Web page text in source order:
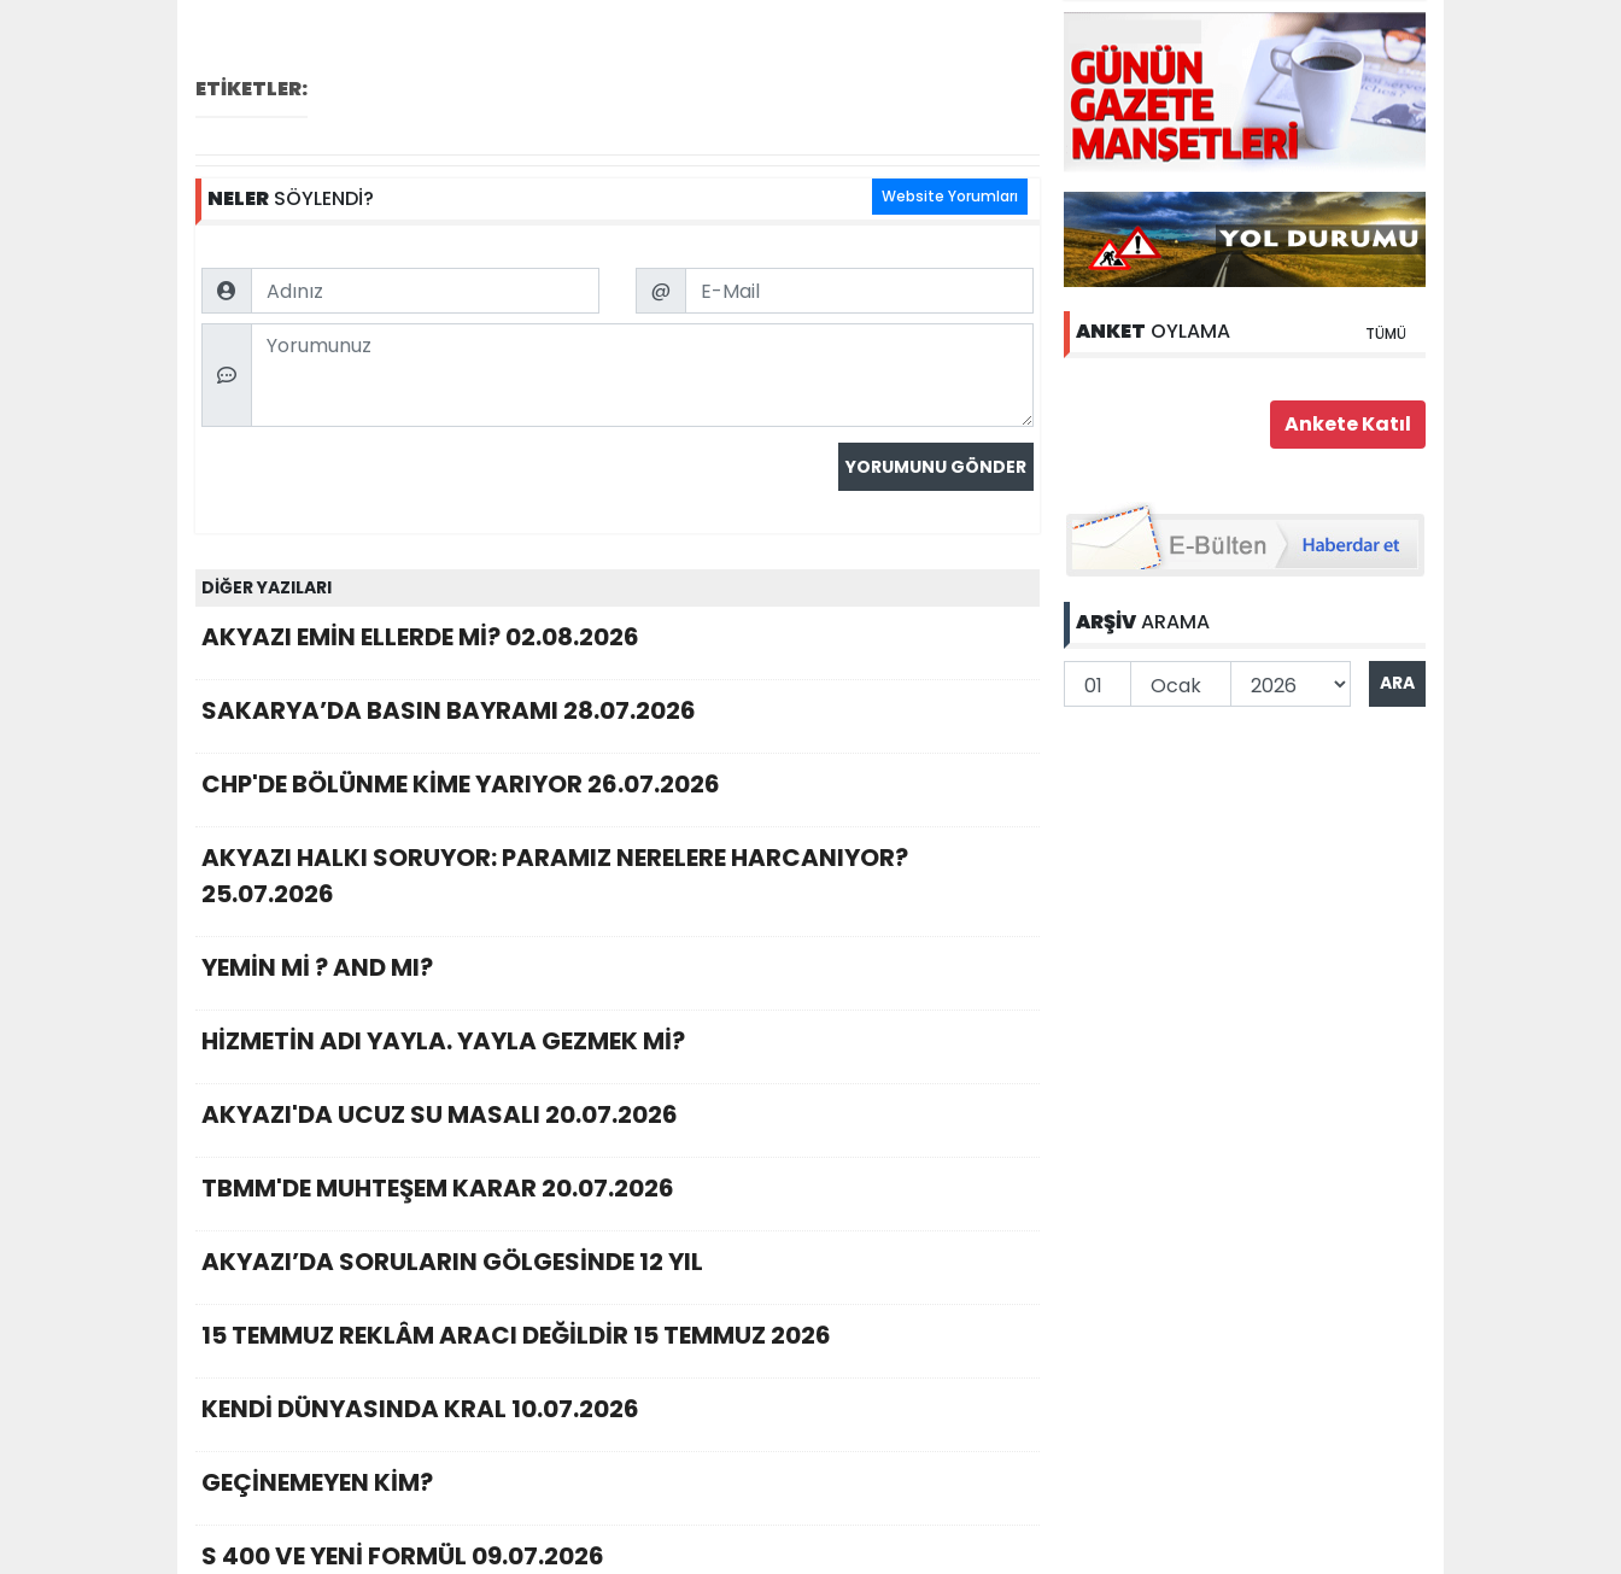
ETİKETLER:
NELER SÖYLENDİ? Website Yorumları
Name Email
@
Comment
DİĞER YAZILARI
AKYAZI EMİN ELLERDE Mİ? 02.08.2026
SAKARYA’DA BASIN BAYRAMI 28.07.2026
CHP'DE BÖLÜNME KİME YARIYOR 26.07.2026
AKYAZI HALKI SORUYOR: PARAMIZ NERELERE HARCANIYOR?
25.07.2026
YEMİN Mİ ? AND MI?
HİZMETİN ADI YAYLA. YAYLA GEZMEK Mİ?
AKYAZI'DA UCUZ SU MASALI 20.07.2026
TBMM'DE MUHTEŞEM KARAR 20.07.2026
AKYAZI’DA SORULARIN GÖLGESİNDE 12 YIL
15 TEMMUZ REKLÂM ARACI DEĞİLDİR 15 TEMMUZ 2026
KENDİ DÜNYASINDA KRAL 10.07.2026
GEÇİNEMEYEN KİM?
S 400 VE YENİ FORMÜL 09.07.2026
ANKET OYLAMA TÜMÜ
ARŞİVARAMA